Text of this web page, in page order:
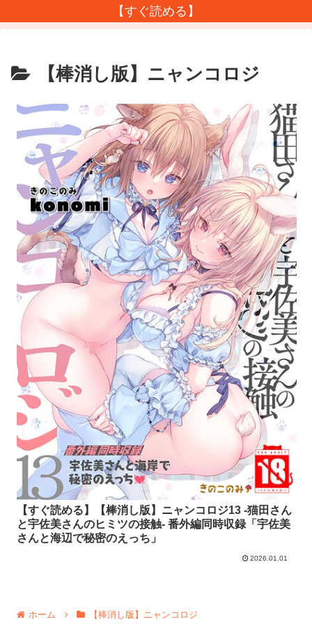
【すぐ読める】
【棒消し版】ニャンコロジ
【すぐ読める】【棒消し版】ニャンコロジ13 -猫田さん
と宇佐美さんのヒミツの接触- 番外編同時収録「宇佐美
さんと海辺で秘密のえっち」
2026.01.01
ホーム 【棒消し版】ニャンコロジ